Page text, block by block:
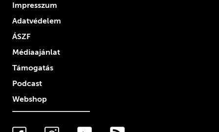
Impresszum
Adatvédelem
ÁSZF
Médiaajánlat
Támogatás
Podcast
Webshop